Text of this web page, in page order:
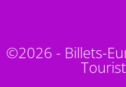
©2026 - Billets-